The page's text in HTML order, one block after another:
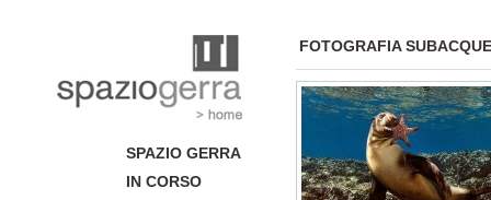
FOTOGRAFIA
SPAZIO GERRA
IN CORSO